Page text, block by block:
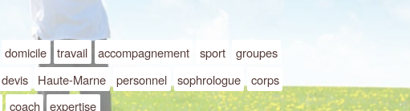
domicile travail accompagnement sport
groupes
devis Haute-Marne personnel sophrologue
corps
coach expertise